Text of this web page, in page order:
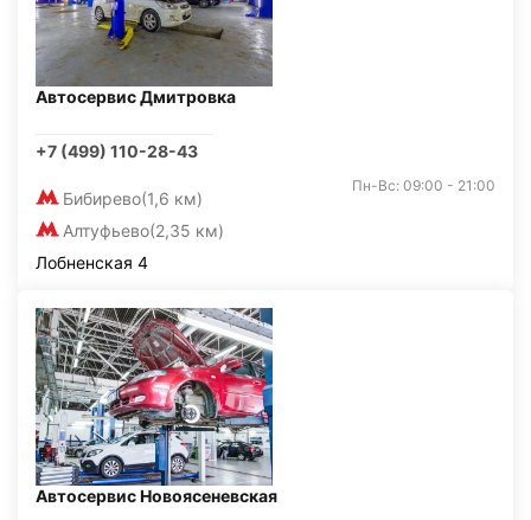
Автосервис Дмитровка
+7 (499) 110-28-43
Бибирево(1,6 км)
Алтуфьево(2,35 км)
Пн-Вс: 09:00 - 21:00
Лобненская 4
Автосервис Новоясеневская